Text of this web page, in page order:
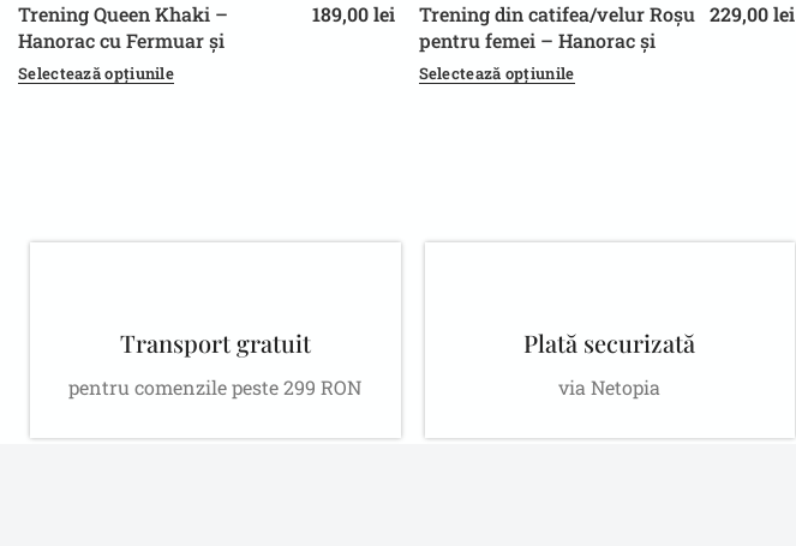
L/XL S/M
Trening Queen Khaki –
Hanorac cu Fermuar și
Pantaloni, Stil Casual
189,00lei
Selectează opțiunile
L/XL S/M
Trening din catifea/velur Roșu
pentru femei – Hanorac și
pantaloni, stil casual
229,00lei
Selectează opțiunile
Transport gratuit
pentru comenzile peste 299 RON
Plată securizată
via Netopia